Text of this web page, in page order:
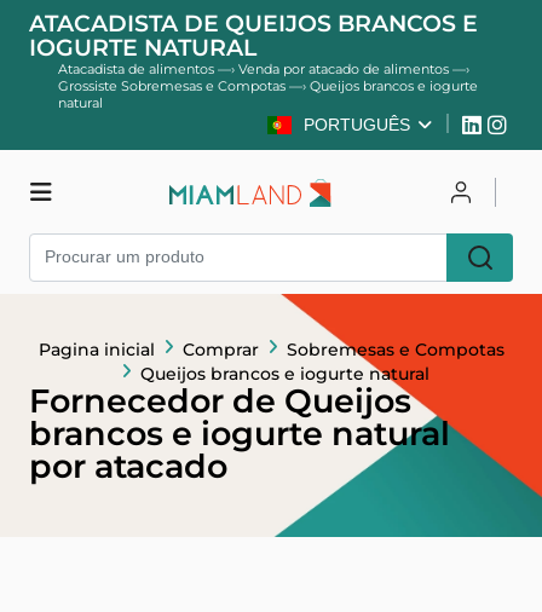
ATACADISTA DE QUEIJOS BRANCOS E
IOGURTE NATURAL
Atacadista de alimentos —› Venda por atacado de alimentos —›
Grossiste Sobremesas e Compotas —›Queijos brancos e iogurte
natural
PORTUGUÊS
Pagina inicial Comprar
Sobremesas e Compotas
Queijos brancos e iogurte natural
Fornecedor de Queijos
brancos e iogurte natural
por atacado